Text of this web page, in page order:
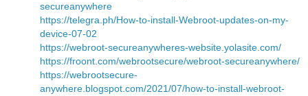
secureanywhere
https://telegra.ph/How-to-install-Webroot-updates-on-my-
device-07-02
https://webroot-secureanywheres-website.yolasite.com/
https://froont.com/webrootsecure/webroot-secureanywhere/
https://webrootsecure-
anywhere.blogspot.com/2021/07/how-to-install-webroot-